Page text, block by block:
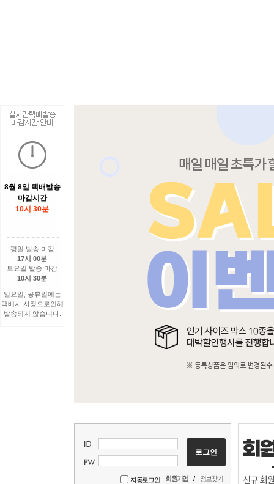
8월 8일 택배발송
마감시간
10시 30분
평일 발송 마감
17시 00분
토요일 발송 마감
10시 30분
일요일, 공휴일에는
택배사 사정으로인해
발송되지 않습니다.
자동로그인 회원가입 / 정보찾기